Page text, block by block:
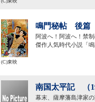
鳴門秘帖 後篇（
阿波へ！阿波へ！禁
傑作人気時代小説「
(C)東映
南国太平記 （
幕末、薩摩藩島津家